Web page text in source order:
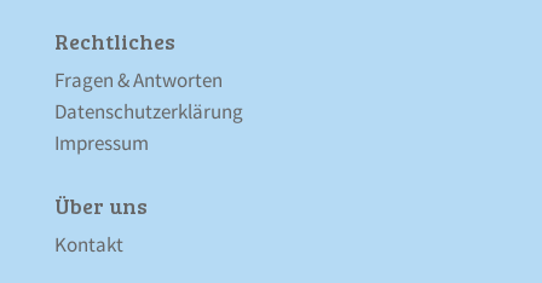
Rechtliches
Fragen & Antworten
Datenschutz­erklärung
Impressum
Über uns
Kontakt